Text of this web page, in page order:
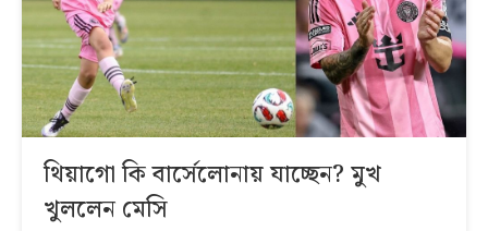
থিয়াগো কি বার্সেলোনায় যাচ্ছেন? মুখ
খুললেন মেসি